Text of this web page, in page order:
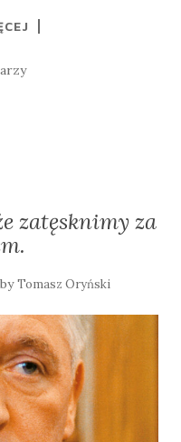
zatęsknimy za
byTomasz Oryński